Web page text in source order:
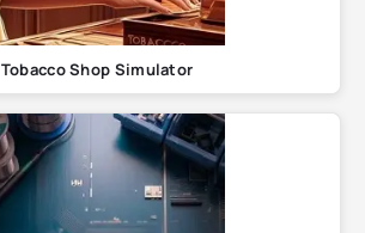
Tobacco Shop Simulator